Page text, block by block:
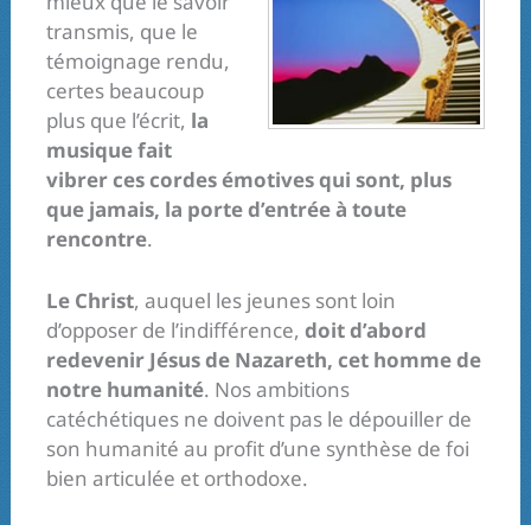
transmis, que le
témoignage rendu,
certes beaucoup
plus que l’écrit, la
musique fait
vibrer ces cordes émotives qui sont, plus
que jamais, la porte d’entrée à toute
rencontre.
Le Christ, auquel les jeunes sont loin
d’opposer de l’indifférence,doit d’abord
redevenir Jésus de Nazareth, cet homme de
notre humanité. Nos ambitions
catéchétiques ne doivent pas le dépouiller de
son humanité au profit d’une synthèse de foi
bien articulée et orthodoxe.